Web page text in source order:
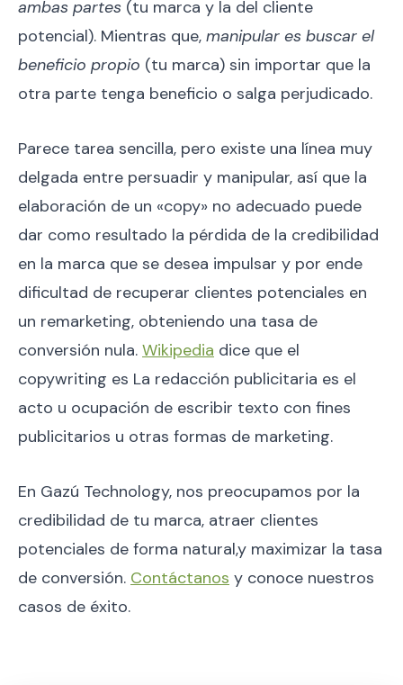
ambas partes (tu marca y la del cliente
potencial). Mientras que, manipular es buscar el
beneficio propio (tu marca) sin importar que la
otra parte tenga beneficio o salga perjudicado.
Parece tarea sencilla, pero existe una línea muy
delgada entre persuadir y manipular, así que la
elaboración de un «copy» no adecuado puede
dar como resultado la pérdida de la credibilidad
en la marca que se desea impulsar y por ende
dificultad de recuperar clientes potenciales en
un remarketing, obteniendo una tasa de
conversión nula. Wikipedia dice que el
copywriting es La redacción publicitaria es el
acto u ocupación de escribir texto con fines
publicitarios u otras formas de marketing.
En Gazú Technology, nos preocupamos por la
credibilidad de tu marca, atraer clientes
potenciales de forma natural,y maximizar la tasa
de conversión. Contáctanos y conoce nuestros
casos de éxito.